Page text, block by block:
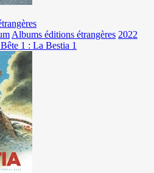
Albums éditions étrangères 2022
1 : La Bestia 1